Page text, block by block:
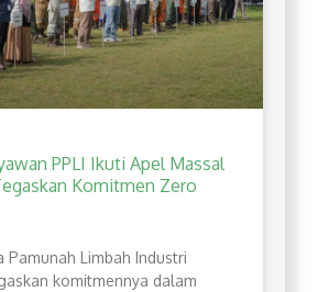
PPLI Ikuti Apel Massal
Komitmen Zero
Pamunah Limbah Industri
komitmennya dalam